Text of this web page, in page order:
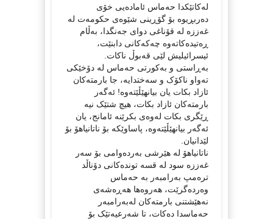
لەکاتێکدا حەماس ئامادەیی خۆی
دەربڕیوە بۆ گۆڕینی شێوەی حکومەت لە
غەززە لە قۆناغی دوای جەنگدا، بەڵام
ڕەتیدەکاتەوە چەکەکانی دابنێت،
ئیسرائیلیش لێی قەبوڵ ناکات.
بەڕاستی و بەکورتی حەماس لە دۆخێکی
تەواو ناکۆک و سەختدایە، جا بارمتەکان
ئازاد بکات یان بیانهێڵێتەوە! ئەگەر
بارمتەکان ئازاد بکات، هیچ شتێک نیە
ڕێگری بکات لەوەی بکرێنە ئامانج، یان
ئەگەر بیانهێڵێتەوە، پاساوێکە بۆ ناتانیاهۆ بۆ
لێدانیان.
ناتانیاهۆ لە هێرشی بەردەوامی بۆ سەر
غەززە سود لە قسە توندەکانی دۆناڵد
ترەمپ بەرامبەر بە حەماس
وەردەگرێت، هەروەها هەڕەشەی
نەهێشتنی بارمتەکان لەبەرامبەر
حەماسدا دەکات، تا شەرعیەتێک بۆ